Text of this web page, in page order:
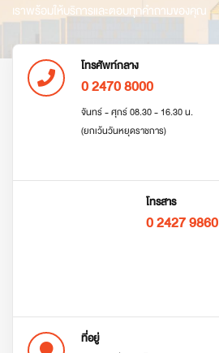
เราพร้อมให้บริการและตอบทุกคำถามของคุณ
โทรศัพท์กลาง
0 2470 8000
จันทร์ - ศุกร์ 08.30 - 16.30 น.
(ยกเว้นวันหยุดราชการ)
โทรสาร
0 2427 9860
ที่อยู่